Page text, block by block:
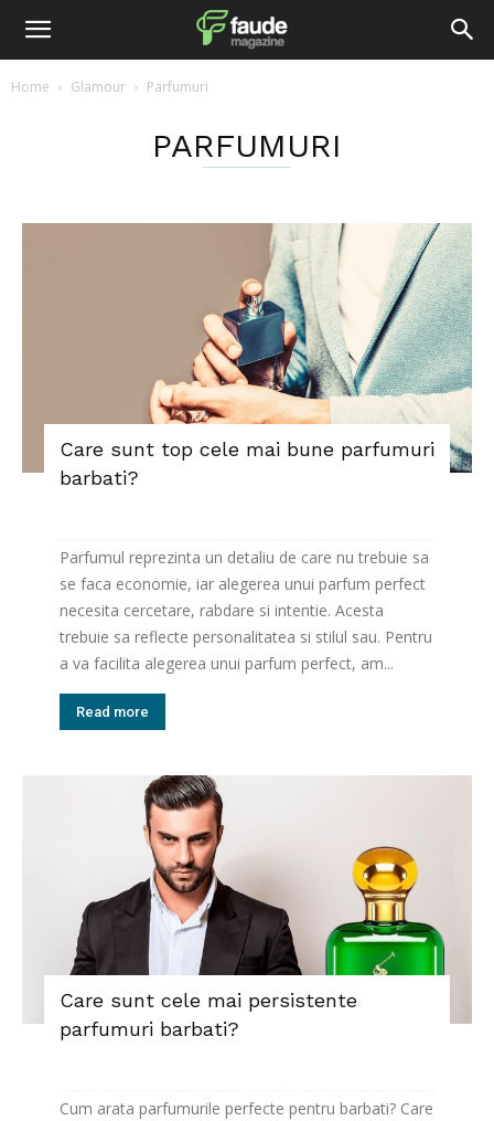
Home Glamour Parfumuri
PARFUMURI
Care sunt top cele mai bune parfumuri
barbati?
Parfumul reprezinta un detaliu de care nu trebuie sa
se faca economie, iar alegerea unui parfum perfect
necesita cercetare, rabdare si intentie. Acesta
trebuie sa reflecte personalitatea si stilul sau. Pentru
a va facilita alegerea unui parfum perfect, am...
Read more
Care sunt cele mai persistente
parfumuri barbati?
Cum arata parfumurile perfecte pentru barbati? Care